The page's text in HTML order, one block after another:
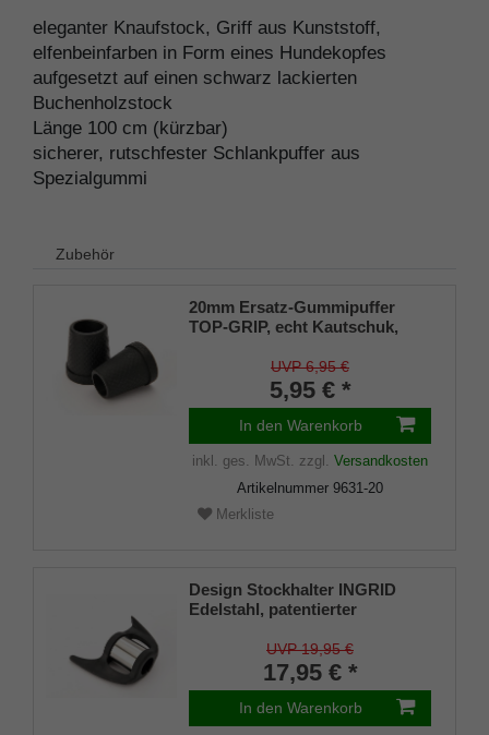
eleganter Knaufstock, Griff aus Kunststoff,
elfenbeinfarben in Form eines Hundekopfes
aufgesetzt auf einen schwarz lackierten
Buchenholzstock
Länge 100 cm (kürzbar)
sicherer, rutschfester Schlankpuffer aus
Spezialgummi
Zubehör
20mm Ersatz-Gummipuffer
TOP-GRIP, echt Kautschuk,
UVP 6,95 €
5,95 € *
In den Warenkorb
inkl. ges. MwSt. zzgl. Versandkosten
Artikelnummer 9631-20
Merkliste
Design Stockhalter INGRID
Edelstahl, patentierter
(18 - 22mm), Weichgummi
UVP 19,95 €
17,95 € *
In den Warenkorb